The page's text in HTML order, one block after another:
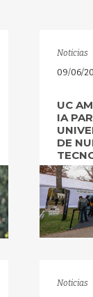
Noticias
09/06/
UC
IA
DE
Noticias